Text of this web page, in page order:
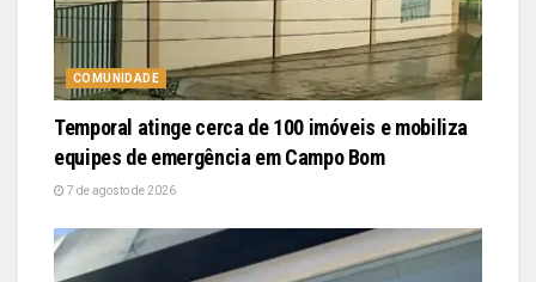
COMUNIDADE
Temporal atinge cerca de 100 imóveis e mobiliza
equipes de emergência em Campo Bom
7 de agosto de 2026